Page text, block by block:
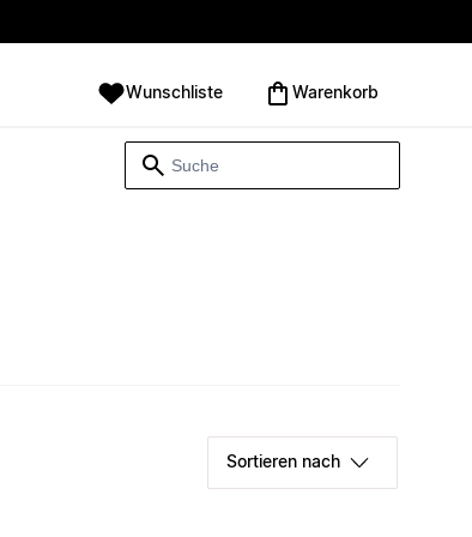
Wunschliste Warenkorb
Sortieren nach